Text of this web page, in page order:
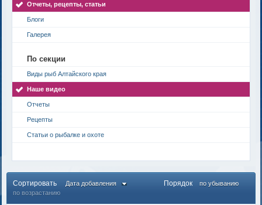
Отчеты, рецепты, статьи
Блоги
Галерея
По секции
Виды рыб Алтайского края
Наше видео
Отчеты
Рецепты
Статьи о рыбалке и охоте
Сортировать Дата добавления Порядок
по убыванию
по возрастанию